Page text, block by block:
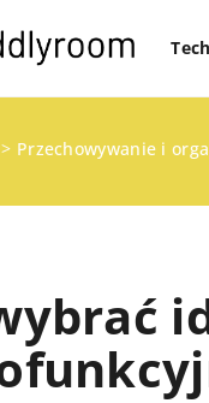
> Przechowywanie i